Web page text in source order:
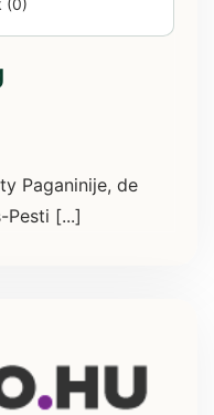
Paganinije, de
Pesti [...]